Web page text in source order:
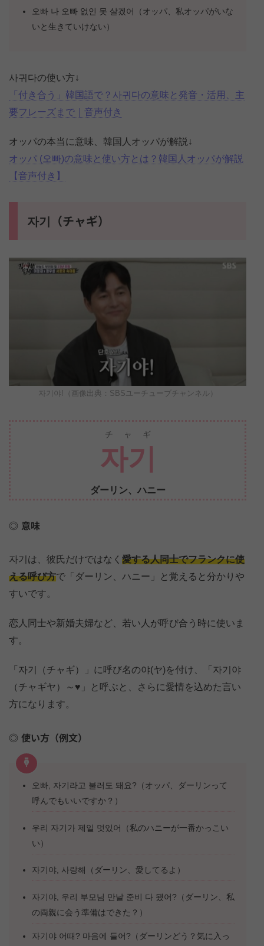
오빠 나 오빠 없인 못 살겠어（オッパ、私オッパがいな
いと生きていけない）
사귀다の使い方↓
「付き合う」韓国語で？사귀다の意味と発音・活用、主
要フレーズまで｜音声付き
オッパの本当に意味、韓国人オッパが解説↓
オッパ (오빠)の意味と使い方とは？韓国人オッパが解説
【音声付き】
자기（チャギ）
자기야!（画像出典：SBSユーチューブチャンネル）
자기
チャギ
ダーリン、ハニー
意味
자기は、彼氏だけではなく 愛する人同士でフランクに使
える呼び方で「ダーリン、ハニー」と覚えると分かりや
すいです。
恋人同士や新婚夫婦など、若い人が呼び合う時に使いま
す。
「자기（チャギ）」に呼び名の야(ヤ)を付け、「자기야
（チャギヤ）～♥」と呼ぶと、さらに愛情を込めた言い
方になります。
使い方（例文）
오빠, 자기라고 불러도 돼요?（オッパ、ダーリンって
呼んでもいいですか？）
우리 자기가 제일 멋있어（私のハニーが一番かっこい
い）
자기야, 사랑해（ダーリン、愛してるよ）
자기야, 우리 부모님 만날 준비 다 됐어?（ダーリン、私
の両親に会う準備はできた？）
자기야 어때? 마음에 들어?（ダーリンどう？気に入っ